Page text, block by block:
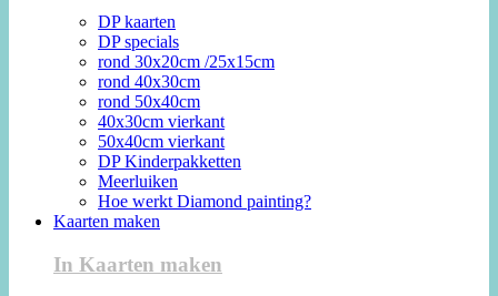
DP kaarten
DP specials
rond 30x20cm /25x15cm
rond 40x30cm
rond 50x40cm
40x30cm vierkant
50x40cm vierkant
DP Kinderpakketten
Meerluiken
Hoe werkt Diamond painting?
Kaarten maken
In Kaarten maken